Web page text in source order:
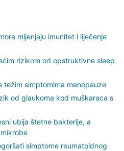
mijenjaju imunitet i liječenje
rizikom od opstruktivne sleep
težim simptomima menopauze
od glaukoma kod muškaraca s
ubija štetne bakterije, a
simptome reumatoidnog